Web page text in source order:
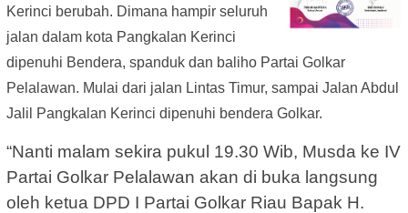
Kerinci berubah. Dimana hampir seluruh
jalan dalam kota Pangkalan Kerinci
dipenuhi Bendera, spanduk dan baliho Partai Golkar
Pelalawan. Mulai dari jalan Lintas Timur, sampai Jalan Abdul
Jalil Pangkalan Kerinci dipenuhi bendera Golkar.
“Nanti malam sekira pukul 19.30 Wib, Musda ke IV
Partai Golkar Pelalawan akan di buka langsung
oleh ketua DPD I Partai Golkar Riau Bapak H.